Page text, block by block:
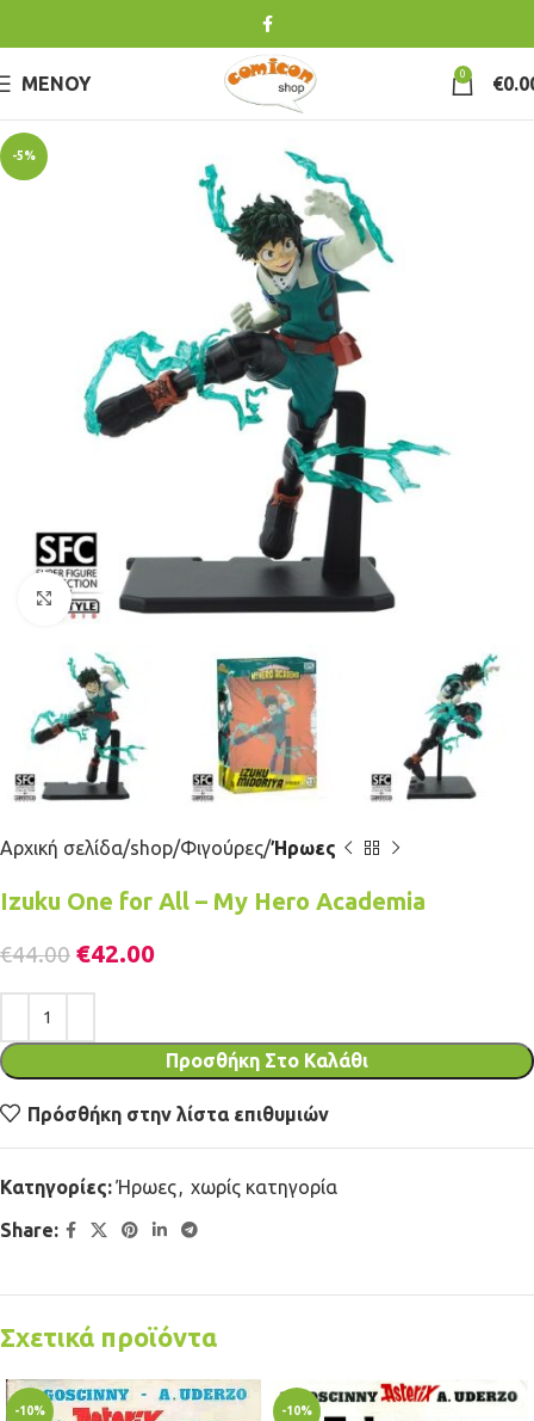
ΜΕΝΟΎ 0 €
-5%
Κλικ για μεγέθυνση
Αρχική σελίδα shop Φιγούρες Ήρωες
Izuku One for All – My Hero Academia
€44.00 €42.00
Προσθήκη Στο Καλάθι
Πρόσθήκη στην λίστα επιθυμιών
Κατηγορίες: Ήρωες, χωρίς κατηγορία
Share:
Σχετικά προϊόντα
-10% -10%